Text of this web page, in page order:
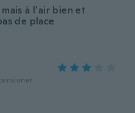
à l’air bien et
de place